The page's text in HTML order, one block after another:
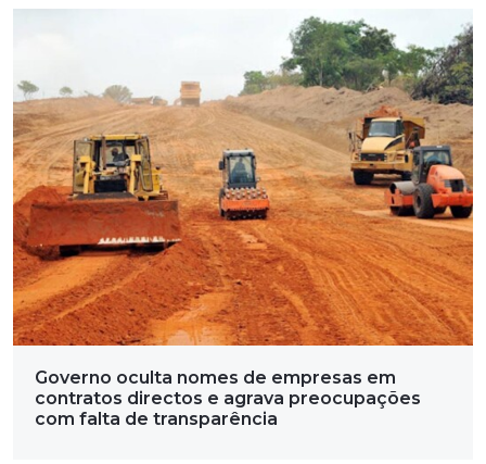
Governo oculta nomes de empresas em
contratos directos e agrava preocupações
com falta de transparência